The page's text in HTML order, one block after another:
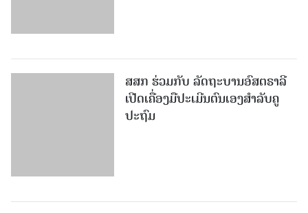
ສສກ ຮ່ວມກັບ ລັດຖະບານອົສຕຣາລີ
ເປີດເຄື່ອງມືປະເມີນຕົນເອງສຳລັບຄູ
ປະຖົມ